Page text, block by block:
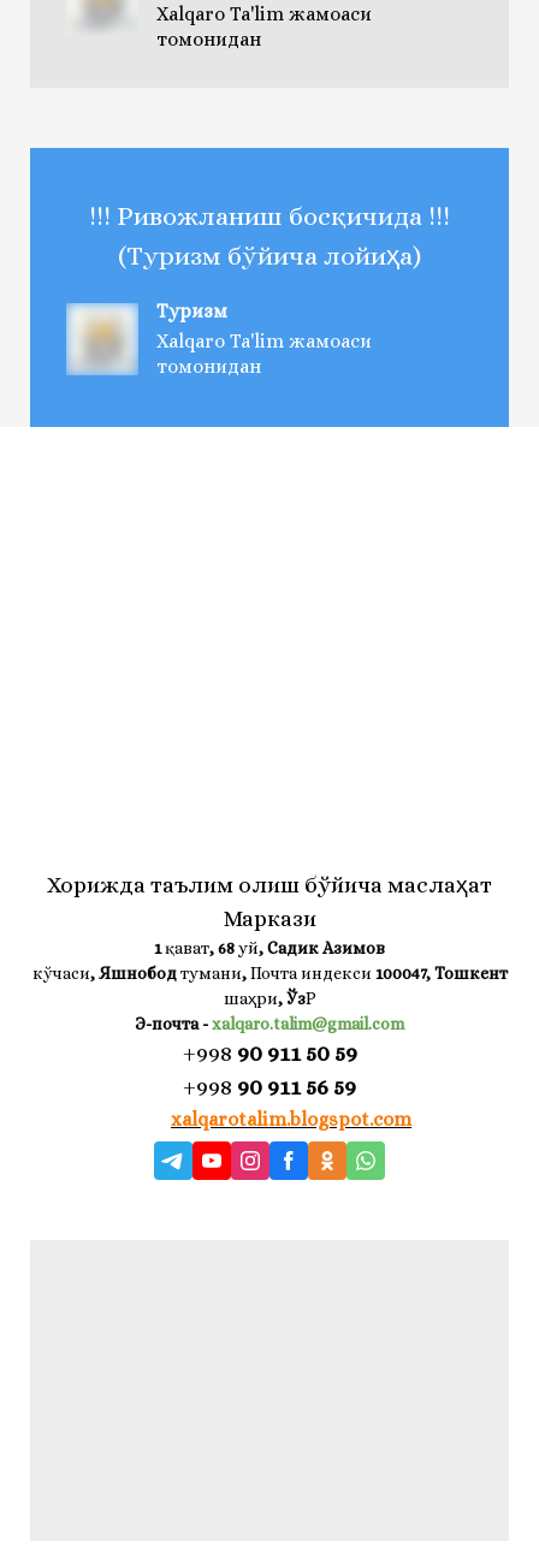
Xalqaro Ta'lim жамоаси
томонидан
!!! Ривожланиш босқичида !!!
(Туризм бўйича лойиҳа)
Туризм
Xalqaro Ta'lim жамоаси
томонидан
Хорижда таълим олиш бўйича маслаҳат
Маркази
1қават, 68уй, Садик Азимов
кўчаси, Яшнободтумани,Почта индекси 100047, Тошкент
шаҳри,ЎзР
Э-почта -xalqaro.talim@gmail.com
+998 90 911 50 59
+998 90 911 56 59
xalqarotalim.blogspot.com